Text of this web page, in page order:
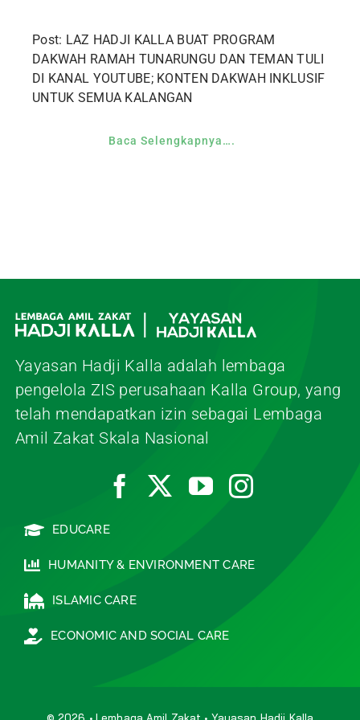
Post: LAZ HADJI KALLA BUAT PROGRAM
DAKWAH RAMAH TUNARUNGU DAN TEMAN TULI
DI KANAL YOUTUBE; KONTEN DAKWAH INKLUSIF
UNTUK SEMUA KALANGAN
Baca Selengkapnya….
Yayasan Hadji Kalla adalah lembaga
pengelola ZIS perusahaan Kalla Group, yang
telah mendapatkan izin sebagai Lembaga
Amil Zakat Skala Nasional
EDUCARE
HUMANITY & ENVIRONMENT CARE
ISLAMIC CARE
ECONOMIC AND SOCIAL CARE